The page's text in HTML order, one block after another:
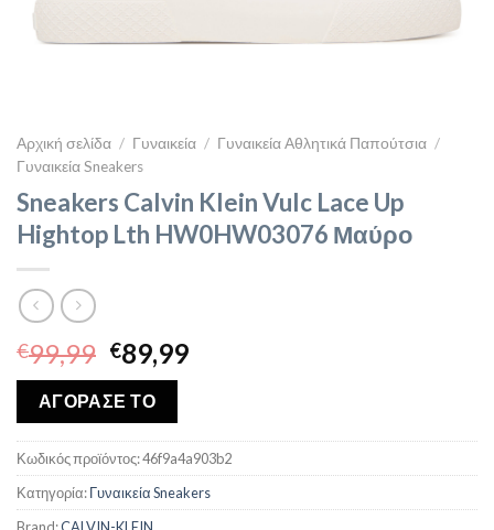
Αρχική σελίδα / Γυναικεία / Γυναικεία Αθλητικά Παπούτσια /
Γυναικεία Sneakers
Sneakers Calvin Klein Vulc Lace Up
Hightop Lth HW0HW03076 Μαύρο
€99,99 Original
price
was:
€99,99.
€89,99Η
€89,99.
ΑΓΟΡΑΣΕ ΤΟ
Κωδικός προϊόντος:46f9a4a903b2
Κατηγορία:Γυναικεία Sneakers